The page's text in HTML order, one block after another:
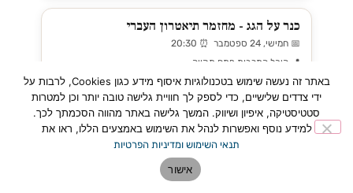
כנר על הגג - מחזמר תיאטרון העברי
📅 חמישי, 24 ספטמבר ⏰ 20:30
📍 היכל התרבות פתח תקווה
145–255 ₪
📋 פרטים נוספים 🎫 הבטח את מקומך
באתר זה נעשה שימוש בטכנולוגיות איסוף מידע כגון Cookies, לרבות על
ידי צדדים שלישיים, כדי לספק לך חוויית גלישה טובה יותר וכן למטרות
סטטיסטיקה, איפיון ושיווק. המשך גלישה באתר מהווה הסכמתך לכך.
למידע נוסף ואפשרות לנהל את השימוש באמצעים הללו, ראו את
תנאי השימוש ומדיניות הפרטיות
אישור